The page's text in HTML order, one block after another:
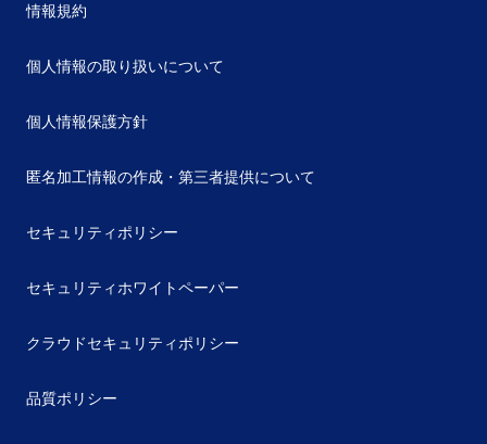
情報規約
個人情報の取り扱いについて
個人情報保護方針
匿名加工情報の作成・第三者提供について
セキュリティポリシー
セキュリティホワイトペーパー
クラウドセキュリティポリシー
品質ポリシー